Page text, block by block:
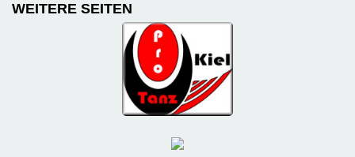
WEITERE SEITEN